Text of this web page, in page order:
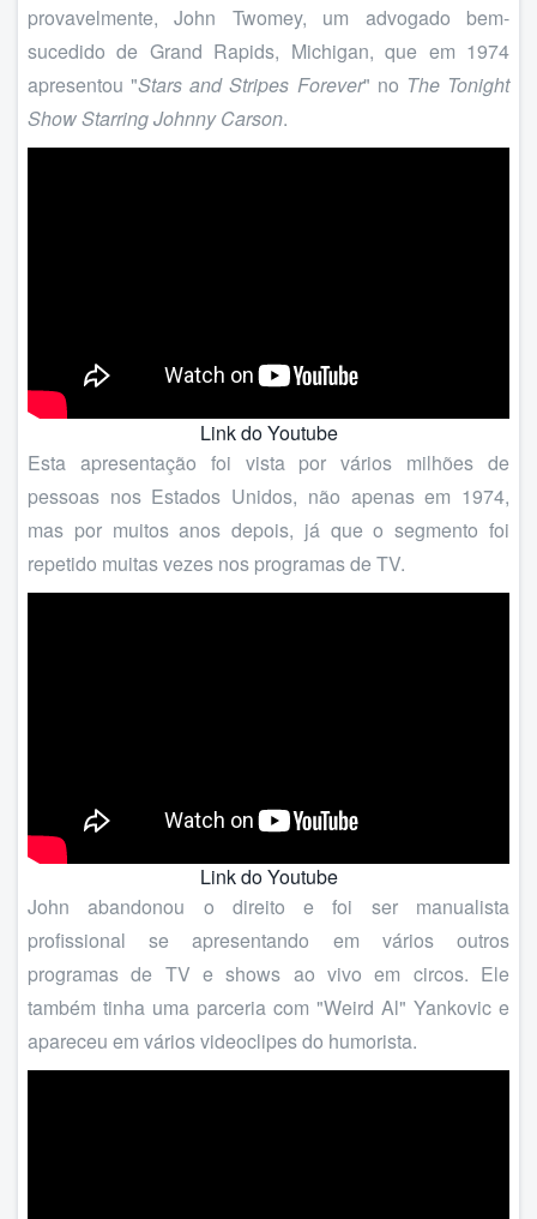
provavelmente, John Twomey, um advogado bem-
sucedido de Grand Rapids, Michigan, que em 1974
apresentou "Stars and Stripes Forever" no The Tonight
Show Starring Johnny Carson.
Link do Youtube
Esta apresentação foi vista por vários milhões de
pessoas nos Estados Unidos, não apenas em 1974,
mas por muitos anos depois, já que o segmento foi
repetido muitas vezes nos programas de TV.
Link do Youtube
John abandonou o direito e foi ser manualista
profissional se apresentando em vários outros
programas de TV e shows ao vivo em circos. Ele
também tinha uma parceria com "Weird Al" Yankovic e
apareceu em vários videoclipes do humorista.